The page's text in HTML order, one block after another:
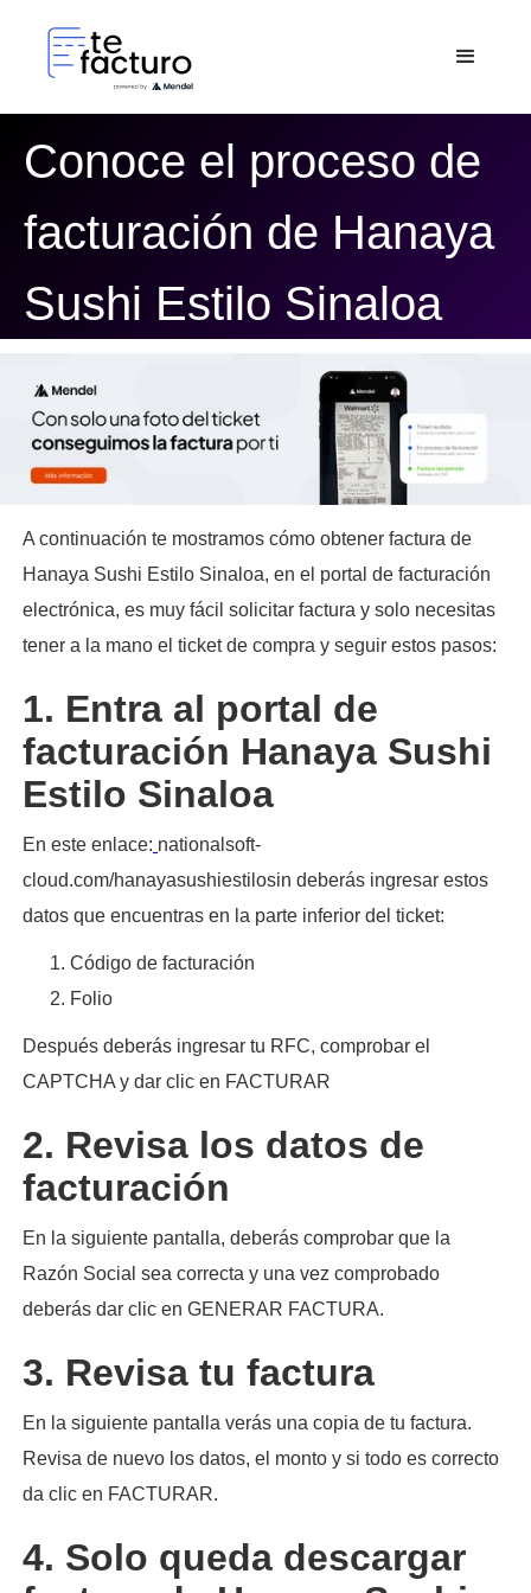
Conoce el proceso de
facturación de Hanaya
Sushi Estilo Sinaloa
A continuación te mostramos cómo obtener factura de
Hanaya Sushi Estilo Sinaloa, en el portal de facturación
electrónica, es muy fácil solicitar factura y solo necesitas
tener a la mano el ticket de compra y seguir estos pasos:​
1. Entra al portal de
facturación Hanaya Sushi
Estilo Sinaloa
En este enlace: nationalsoft-
cloud.com/hanayasushiestilosin deberás ingresar estos
datos que encuentras en la parte inferior del ticket:
Código de facturación
Folio
Después deberás ingresar tu RFC, comprobar el
CAPTCHA y dar clic en FACTURAR
2. Revisa los datos de
facturación
En la siguiente pantalla, deberás comprobar que la
Razón Social sea correcta y una vez comprobado
deberás dar clic en GENERAR FACTURA.
3. Revisa tu factura
En la siguiente pantalla verás una copia de tu factura.
Revisa de nuevo los datos, el monto y si todo es correcto
da clic en FACTURAR.
4. Solo queda descargar